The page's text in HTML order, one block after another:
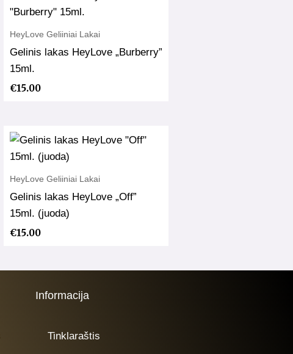
HeyLove Geliiniai Lakai
Gelinis lakas HeyLove „Burberry”
15ml.
€15.00
HeyLove Geliiniai Lakai
Gelinis lakas HeyLove „Off”
15ml. (juoda)
€15.00
Informacija
Tinklaraštis